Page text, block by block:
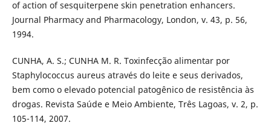
of action of sesquiterpene skin penetration enhancers.
Journal Pharmacy and Pharmacology, London, v. 43, p. 56,
1994.
CUNHA, A. S.; CUNHA M. R. Toxinfecção alimentar por
Staphylococcus aureus através do leite e seus derivados,
bem como o elevado potencial patogênico de resistência às
drogas. Revista Saúde e Meio Ambiente, Três Lagoas, v. 2, p.
105-114, 2007.